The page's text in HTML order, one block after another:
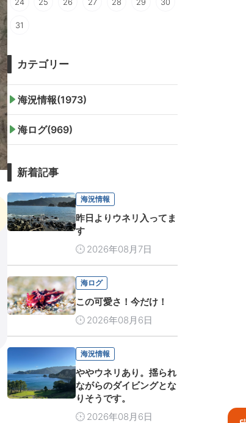
31
カテゴリー
海況情報(1973)
海ログ(969)
新着記事
海況情報
昨日よりウネリ入ってま
す
2026年08月7日
海ログ
この可愛さ！今だけ！
2026年08月6日
海況情報
ややウネリあり。揺られ
ながらのダイビングとな
りそうです。
2026年08月6日